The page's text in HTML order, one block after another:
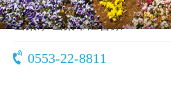
〒405-0043
山梨県 山梨市江曽原1388
0553-22-8811